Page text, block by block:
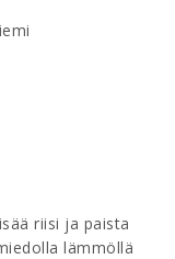
riisi ja paista
lämmöllä